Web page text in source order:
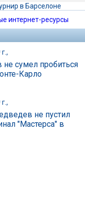
в Барселоне
интернет-ресурсы
сумел пробиться
Карло
не пустил
"Мастерса" в